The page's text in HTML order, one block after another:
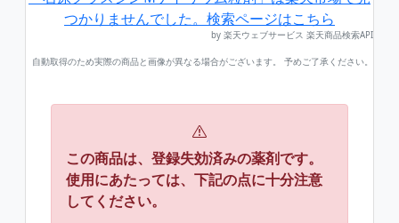
つかりませんでした。検索ページはこちら
by 楽天ウェブサービス 楽天商品検索API
自動取得のため実際の商品と画像が異なる場合がございます。 予めご了承ください。
この商品は、登録失効済みの薬剤です。
使用にあたっては、下記の点に十分注意
してください。